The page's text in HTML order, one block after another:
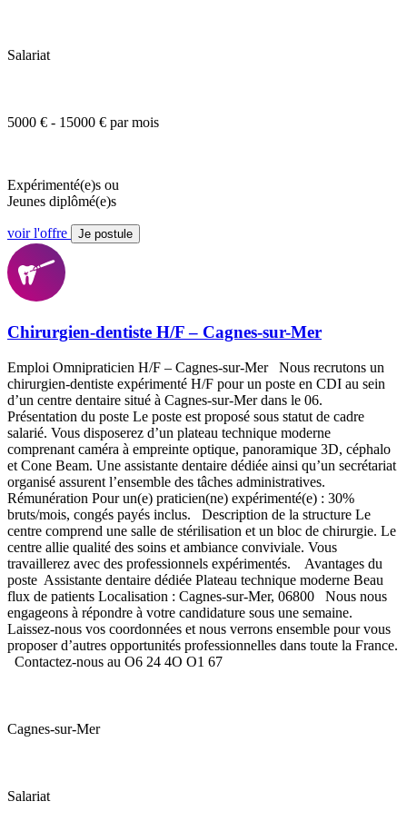
Salariat
5000 € - 15000 € par mois
Expérimenté(e)s ou
Jeunes diplômé(e)s
voir l'offre Je postule
Chirurgien-dentiste H/F – Cagnes-sur-Mer
Emploi Omnipraticien H/F – Cagnes-sur-Mer Nous recrutons un
chirurgien-dentiste expérimenté H/F pour un poste en CDI au sein
d’un centre dentaire situé à Cagnes-sur-Mer dans le 06.
Présentation du poste Le poste est proposé sous statut de cadre
salarié. Vous disposerez d’un plateau technique moderne
comprenant caméra à empreinte optique, panoramique 3D, céphalo
et Cone Beam. Une assistante dentaire dédiée ainsi qu’un secrétariat
organisé assurent l’ensemble des tâches administratives.
Rémunération Pour un(e) praticien(ne) expérimenté(e) : 30%
bruts/mois, congés payés inclus. Description de la structure Le
centre comprend une salle de stérilisation et un bloc de chirurgie. Le
centre allie qualité des soins et ambiance conviviale. Vous
travaillerez avec des professionnels expérimentés. Avantages du
poste Assistante dentaire dédiée Plateau technique moderne Beau
flux de patients Localisation : Cagnes-sur-Mer, 06800 Nous nous
engageons à répondre à votre candidature sous une semaine.
Laissez-nous vos coordonnées et nous verrons ensemble pour vous
proposer d’autres opportunités professionnelles dans toute la France.
Contactez-nous au O6 24 4O O1 67
Cagnes-sur-Mer
Salariat